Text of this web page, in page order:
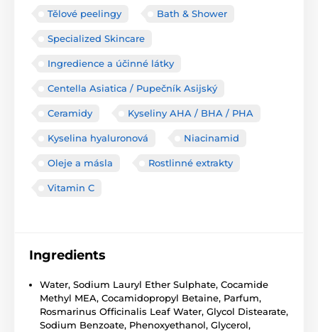
Tělové peelingy Bath & Shower
Specialized Skincare
Ingredience a účinné látky
Centella Asiatica / Pupečník Asijský
Ceramidy Kyseliny AHA / BHA / PHA
Kyselina hyaluronová Niacinamid
Oleje a másla Rostlinné extrakty
Vitamin C
Ingredients
Water, Sodium Lauryl Ether Sulphate, Cocamide
Methyl MEA, Cocamidopropyl Betaine, Parfum,
Rosmarinus Officinalis Leaf Water, Glycol Distearate,
Sodium Benzoate, Phenoxyethanol, Glycerol,